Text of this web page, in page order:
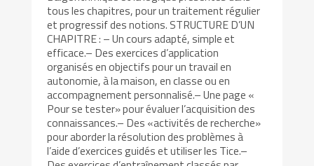
tous les chapitres, pour un traitement régulier
et progressif des notions. STRUCTURE D’UN
CHAPITRE : – Un cours adapté, simple et
efficace.– Des exercices d’application
organisés en objectifs pour un travail en
autonomie, à la maison, en classe ou en
accompagnement personnalisé.– Une page «
Pour se tester» pour évaluer l’acquisition des
connaissances.– Des «activités de recherche»
pour aborder la résolution des problèmes à
l’aide d’exercices guidés et utiliser les Tice.–